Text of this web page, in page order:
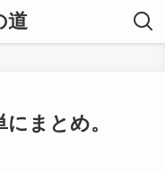
道
まとめ。